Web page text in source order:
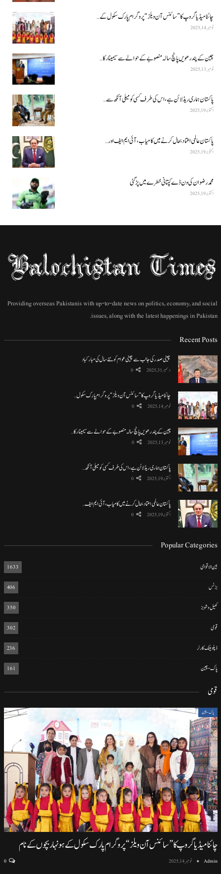
چائنا میڈیا گروپ کا ”سائنس آن ویلز“ پروگرام پارک سکول کے…
نومبر 14, 2025
چین کے پندرھویں پانچ سالہ منصوبے کے حوالے سے سیمینار کا…
نومبر 13, 2025
پاکستان ہماری ریڈ لائن ہے، اس کی طرف کسی کو میلی آنکھ سے…
اکتوبر 19, 2025
پاکستان عالمی اعتماد بحال کرنے میں کامیاب، آئی ایم ایف اور…
اکتوبر 19, 2025
محمد رضوان کی ون ڈے کپتانی خطرے میں پڑ گئی
اکتوبر 19, 2025
Providing overseas Pakistanis with up-to-date news on politics, economy, and social
issues, along with the latest happenings in Pakistan.
Recent Posts
چینی صدر کی جانب سے چینی عوام کو نئے سال کی مبارکباد
دسمبر 31, 2025 0
چائنا میڈیا گروپ کا ”سائنس آن ویلز“ پروگرام پارک سکول…
نومبر 14, 2025 0
چین کے پندرھویں پانچ سالہ منصوبے کے حوالے سے سیمینار کا…
نومبر 13, 2025 0
پاکستان ہماری ریڈ لائن ہے، اس کی طرف کسی کو میلی آنکھ…
اکتوبر 19, 2025 0
پاکستان عالمی اعتماد بحال کرنے میں کامیاب، آئی ایم ایف…
اکتوبر 19, 2025 0
Popular Categories
بین الاقوامی 1633
بزنس 406
کھیل و شوبز 350
قومی 302
ڈپلومیٹک کارنر 236
پاک-چین 161
قومی
پاک-چین
چائنا میڈیا گروپ کا ”سائنس آن ویلز“ پروگرام پارک سکول کے ہونہار بچوں کے نام
Admin نومبر 14, 2025 0